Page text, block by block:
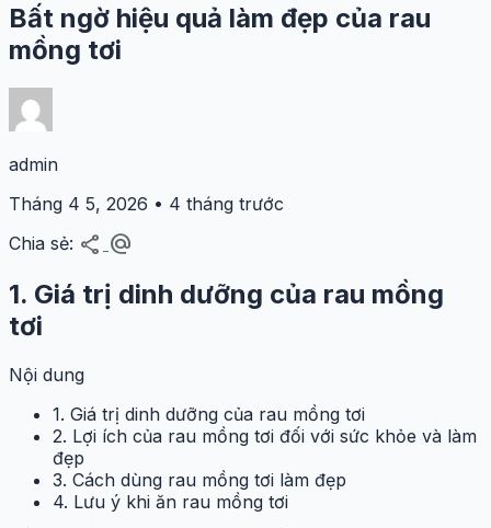
Bất ngờ hiệu quả làm đẹp của rau
mồng tơi
admin
Tháng 4 5, 2026 • 4 tháng trước
Chia sẻ: share alternate_email
1. Giá trị dinh dưỡng của rau mồng
tơi
Nội dung
1. Giá trị dinh dưỡng của rau mồng tơi
2. Lợi ích của rau mồng tơi đối với sức khỏe và làm
đẹp
3. Cách dùng rau mồng tơi làm đẹp
4. Lưu ý khi ăn rau mồng tơi